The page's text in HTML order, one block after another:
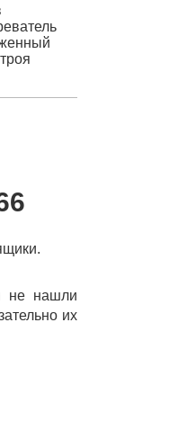
не нашли
их